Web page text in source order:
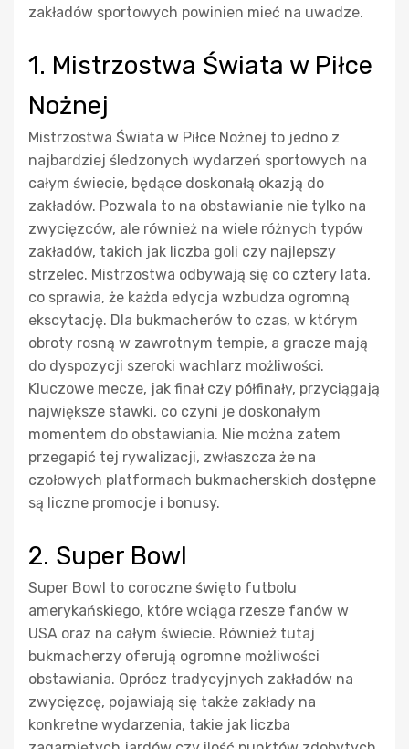
zakładów sportowych powinien mieć na uwadze.
1. Mistrzostwa Świata w Piłce
Nożnej
Mistrzostwa Świata w Piłce Nożnej to jedno z
najbardziej śledzonych wydarzeń sportowych na
całym świecie, będące doskonałą okazją do
zakładów. Pozwala to na obstawianie nie tylko na
zwycięzców, ale również na wiele różnych typów
zakładów, takich jak liczba goli czy najlepszy
strzelec. Mistrzostwa odbywają się co cztery lata,
co sprawia, że każda edycja wzbudza ogromną
ekscytację. Dla bukmacherów to czas, w którym
obroty rosną w zawrotnym tempie, a gracze mają
do dyspozycji szeroki wachlarz możliwości.
Kluczowe mecze, jak finał czy półfinały, przyciągają
największe stawki, co czyni je doskonałym
momentem do obstawiania. Nie można zatem
przegapić tej rywalizacji, zwłaszcza że na
czołowych platformach bukmacherskich dostępne
są liczne promocje i bonusy.
2. Super Bowl
Super Bowl to coroczne święto futbolu
amerykańskiego, które wciąga rzesze fanów w
USA oraz na całym świecie. Również tutaj
bukmacherzy oferują ogromne możliwości
obstawiania. Oprócz tradycyjnych zakładów na
zwycięzcę, pojawiają się także zakłady na
konkretne wydarzenia, takie jak liczba